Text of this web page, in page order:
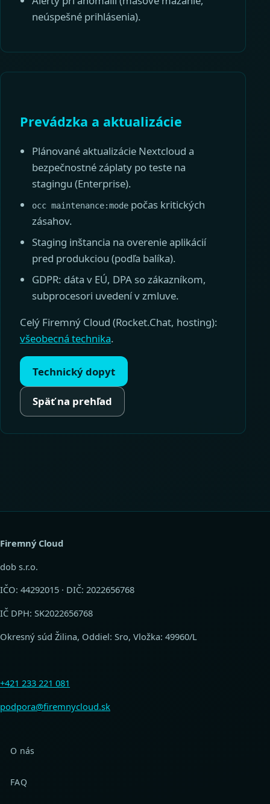
neúspešné prihlásenia).
Prevádzka a aktualizácie
Plánované aktualizácie Nextcloud a
bezpečnostné záplaty po teste na
stagingu (Enterprise).
occ maintenance:mode počas kritických
zásahov.
Staging inštancia na overenie aplikácií
pred produkciou (podľa balíka).
GDPR: dáta v EÚ, DPA so zákazníkom,
subprocesori uvedení v zmluve.
Celý Firemný Cloud (Rocket.Chat, hosting):
všeobecná technika.
Technický dopyt
Späť na prehľad
Firemný Cloud
dob s.r.o.
IČO: 44292015 · DIČ: 2022656768
IČ DPH: SK2022656768
Okresný súd Žilina, Oddiel: Sro, Vložka: 49960/L
+421 233 221 081
podpora@firemnycloud.sk
O nás
FAQ